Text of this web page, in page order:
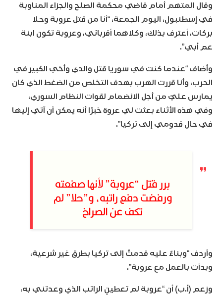
وقال المتهم أمام قاضي محكمة الصلح والجزاء المناوبة
في إسطنبول، اليوم الجمعة، “أنا من قتل عروبة وحلا
بركات، أعترف بذلك، وكلاهما أقربائي، وعروبة تكون ابنة
عم أبي”.
وأضاف “عندما كنت في سوريا قتل والدي وأخي الكبير في
الحرب، وأنا قررت الهرب بهدف التخلص من الضغط الذي كان
يمارس عليّ من أجل الانضمام لقوات النظام السوري،
وفي هذه الأثناء بعثت لي عروة خبرًا أنه يمكن أن آتي إليها
في حال قدومي إلى تركيا”.
برر قتل “عروبة” لأنها صفعته
ورفضت دفع راتبه، و”حلا” لم
تكف عن الصراخ
وأردف “وبناءً عليه قدمتُ إلى تركيا بطرق غير شرعية،
وبدأت بالعمل مع عروبة”.
وزعم (أ.ب) أن “عروبة لم تعطينِ الراتب الذي وعدتني به،